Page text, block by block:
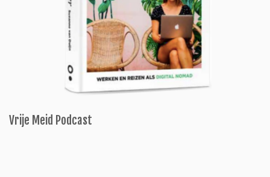
Vrije Meid Podcast